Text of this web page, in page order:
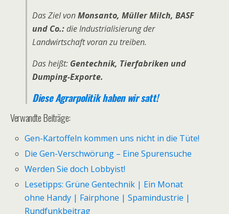
Das Ziel vonMonsanto, Müller Milch, BASF
und Co.:die Industrialisierung der
Landwirtschaft voran zu treiben.
Das heißt: Gentechnik, Tierfabriken und
Dumping-Exporte.
Diese Agrarpolitik haben wir satt!
Verwandte Beiträge:
Gen-Kartoffeln kommen uns nicht in die Tüte!
Die Gen-Verschwörung – Eine Spurensuche
Werden Sie doch Lobbyist!
Lesetipps: Grüne Gentechnik | Ein Monat
ohne Handy | Fairphone | Spamindustrie |
Rundfunkbeitrag